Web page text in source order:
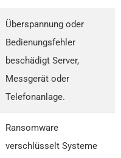
Überspannung oder
Bedienungsfehler
beschädigt Server,
Messgerät oder
Telefonanlage.
Ransomware
verschlüsselt Systeme